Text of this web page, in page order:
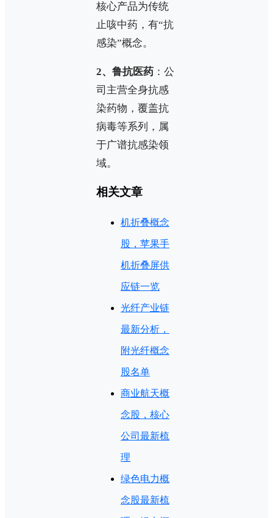
核心产品为传统
止咳中药，有“抗
感染”概念。
2、鲁抗医药 ：公
司主营全身抗感
染药物，覆盖抗
病毒等系列，属
于广谱抗感染领
域。
相关文章
机折叠概念
股，苹果手
机折叠屏供
应链一览
光纤产业链
最新分析，
附光纤概念
股名单
商业航天概
念股，核心
公司最新梳
理
绿色电力概
念股最新梳